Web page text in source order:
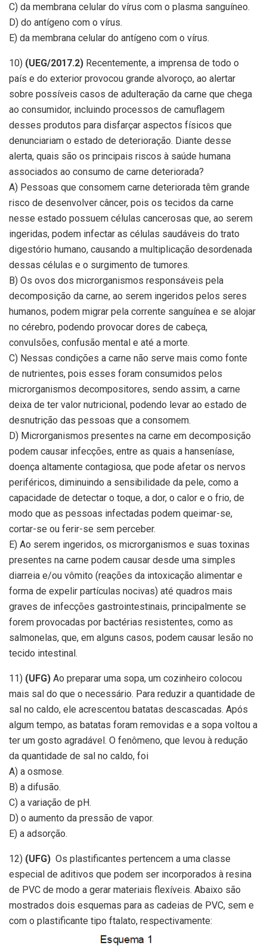
C) da membrana celular do vírus com o plasma sanguíneo.
D) do antígeno com o vírus.
E) da membrana celular do antígeno com o vírus.
10) (UEG/2017.2) Recentemente, a imprensa de todo o
país e do exterior provocou grande alvoroço, ao alertar
sobre possíveis casos de adulteração da carne que chega
ao consumidor, incluindo processos de camuflagem
desses produtos para disfarçar aspectos físicos que
denunciariam o estado de deterioração. Diante desse
alerta, quais são os principais riscos à saúde humana
associados ao consumo de carne deteriorada?
A) Pessoas que consomem carne deteriorada têm grande
risco de desenvolver câncer, pois os tecidos da carne
nesse estado possuem células cancerosas que, ao serem
ingeridas, podem infectar as células saudáveis do trato
digestório humano, causando a multiplicação desordenada
dessas células e o surgimento de tumores.
B) Os ovos dos microrganismos responsáveis pela
decomposição da carne, ao serem ingeridos pelos seres
humanos, podem migrar pela corrente sanguínea e se alojar
no cérebro, podendo provocar dores de cabeça,
convulsões, confusão mental e até a morte.
C) Nessas condições a carne não serve mais como fonte
de nutrientes, pois esses foram consumidos pelos
microrganismos decompositores, sendo assim, a carne
deixa de ter valor nutricional, podendo levar ao estado de
desnutrição das pessoas que a consomem.
D) Microrganismos presentes na carne em decomposição
podem causar infecções, entre as quais a hanseníase,
doença altamente contagiosa, que pode afetar os nervos
periféricos, diminuindo a sensibilidade da pele, como a
capacidade de detectar o toque, a dor, o calor e o frio, de
modo que as pessoas infectadas podem queimar-se,
cortar-se ou ferir-se sem perceber.
E) Ao serem ingeridos, os microrganismos e suas toxinas
presentes na carne podem causar desde uma simples
diarreia e/ou vômito (reações da intoxicação alimentar e
forma de expelir partículas nocivas) até quadros mais
graves de infecções gastrointestinais, principalmente se
forem provocadas por bactérias resistentes, como as
salmonelas, que, em alguns casos, podem causar lesão no
tecido intestinal.
11) (UFG) Ao preparar uma sopa, um cozinheiro colocou
mais sal do que o necessário. Para reduzir a quantidade de
sal no caldo, ele acrescentou batatas descascadas. Após
algum tempo, as batatas foram removidas e a sopa voltou a
ter um gosto agradável. O fenômeno, que levou à redução
da quantidade de sal no caldo, foi
A) a osmose.
B) a difusão.
C) a variação de pH.
D) o aumento da pressão de vapor.
E) a adsorção.
12) (UFG) Os plastificantes pertencem a uma classe
especial de aditivos que podem ser incorporados à resina
de PVC de modo a gerar materiais flexíveis. Abaixo são
mostrados dois esquemas para as cadeias de PVC, sem e
com o plastificante tipo ftalato, respectivamente: